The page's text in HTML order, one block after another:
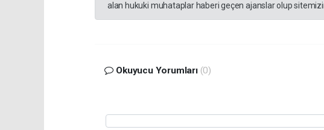
alan hukuki muhataplar haberi geçen ajanslar olup
Okuyucu Yorumları (0)